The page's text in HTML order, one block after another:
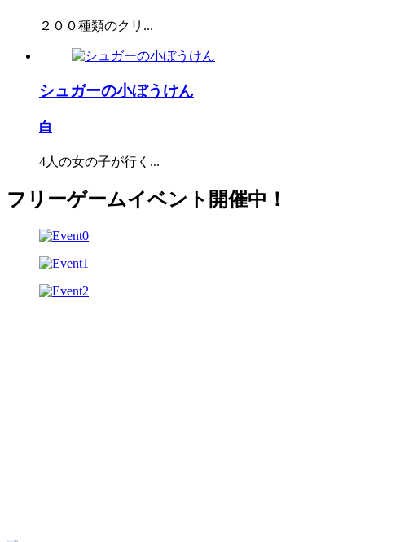
２００種類のクリ...
シュガーの小ぼうけん
白
4人の女の子が行く...
フリーゲームイベント開催中！